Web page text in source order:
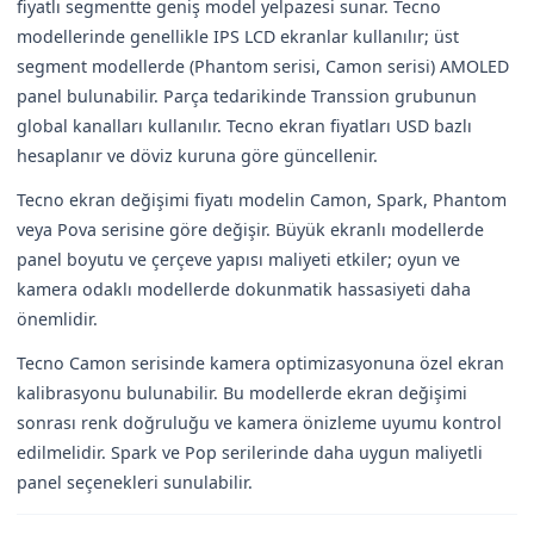
fiyatlı segmentte geniş model yelpazesi sunar. Tecno
modellerinde genellikle IPS LCD ekranlar kullanılır; üst
segment modellerde (Phantom serisi, Camon serisi) AMOLED
panel bulunabilir. Parça tedarikinde Transsion grubunun
global kanalları kullanılır. Tecno ekran fiyatları USD bazlı
hesaplanır ve döviz kuruna göre güncellenir.
Tecno ekran değişimi fiyatı modelin Camon, Spark, Phantom
veya Pova serisine göre değişir. Büyük ekranlı modellerde
panel boyutu ve çerçeve yapısı maliyeti etkiler; oyun ve
kamera odaklı modellerde dokunmatik hassasiyeti daha
önemlidir.
Tecno Camon serisinde kamera optimizasyonuna özel ekran
kalibrasyonu bulunabilir. Bu modellerde ekran değişimi
sonrası renk doğruluğu ve kamera önizleme uyumu kontrol
edilmelidir. Spark ve Pop serilerinde daha uygun maliyetli
panel seçenekleri sunulabilir.